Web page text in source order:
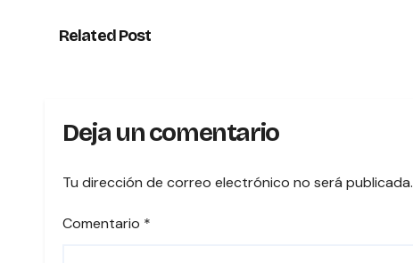
Related Post
Deja un comentario
Tu dirección de correo electrónico no será publicada.
Comentario *